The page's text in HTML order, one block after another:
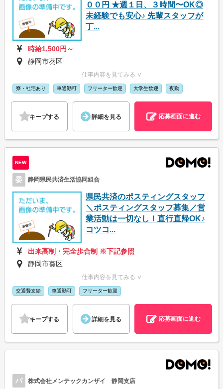
００円 ★週１日、３時間〜OK◎
未経験でも安心♪ 先輩スタッフが
丁...
時給1,500円～
静岡市葵区
仕事内容を見てみる ∨
寮・社宅あり 車通勤可 フリーター歓迎 大学生歓迎 夜勤
キープする 詳細を見る 応募画面に進む
NEW
委 静岡県民共済生活協同組合
県民共済のポスティングスタッフ
＼ポスティングスタッフ募集／営
業活動は一切なし！直行直帰OK♪
コツコ...
出来高制・完全歩合制 ※下記参照
静岡市葵区
仕事内容を見てみる ∨
交通費支給 車通勤可 フリーター歓迎
キープする 詳細を見る 応募画面に進む
パ 株式会社メンテックカンザイ 静岡支店